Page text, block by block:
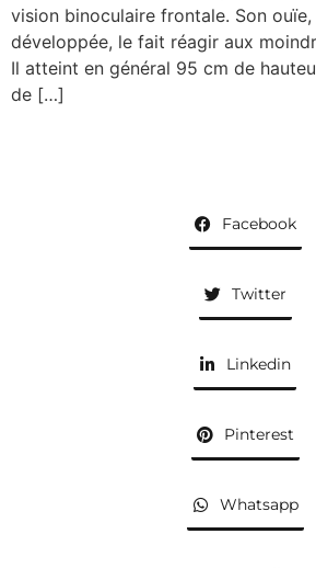
vision binoculaire frontale. Son
développée, le fait réagir aux
Il atteint en général 95 cm de
de […]
Facebook
Twitter
Linkedin
Pinterest
Whatsapp